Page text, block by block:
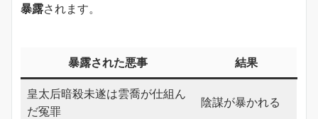
暴露されます。
暴露された悪事 結果
皇太后暗殺未遂は雲喬が仕組ん
だ冤罪
陰謀が暴かれる